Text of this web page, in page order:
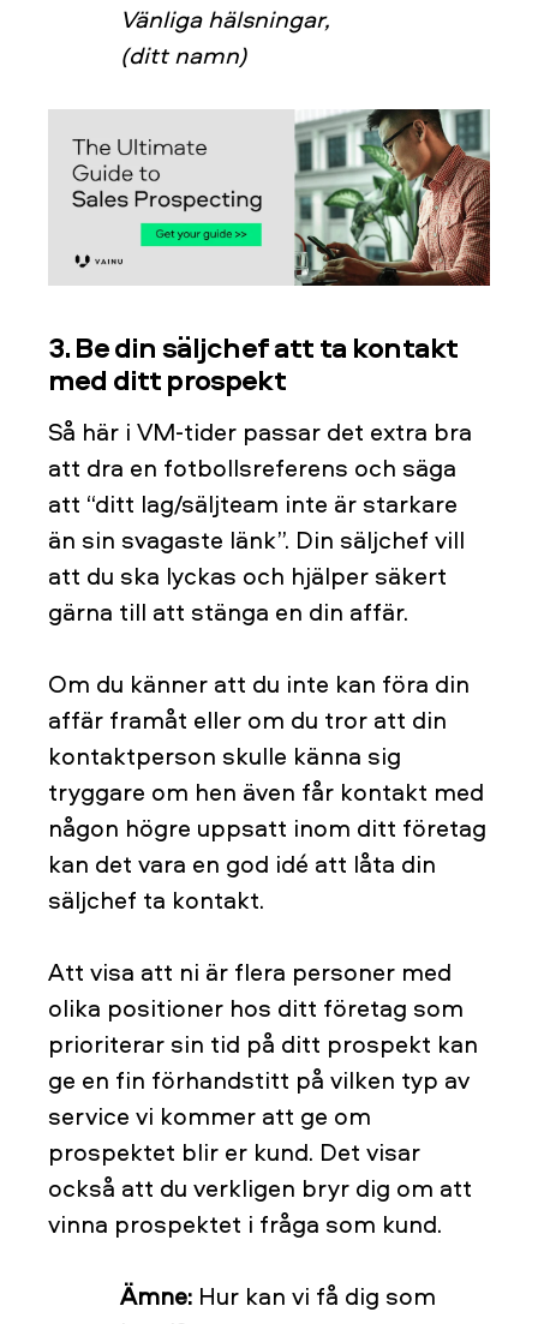
Vänliga hälsningar,
(ditt namn)
3. Be din säljchef att ta kontakt
med ditt prospekt
Så här i VM-tider passar det extra bra
att dra en fotbollsreferens och säga
att “ditt lag/säljteam inte är starkare
än sin svagaste länk”. Din säljchef vill
att du ska lyckas och hjälper säkert
gärna till att stänga en din affär.
Om du känner att du inte kan föra din
affär framåt eller om du tror att din
kontaktperson skulle känna sig
tryggare om hen även får kontakt med
någon högre uppsatt inom ditt företag
kan det vara en god idé att låta din
säljchef ta kontakt.
Att visa att ni är flera personer med
olika positioner hos ditt företag som
prioriterar sin tid på ditt prospekt kan
ge en fin förhandstitt på vilken typ av
service vi kommer att ge om
prospektet blir er kund. Det visar
också att du verkligen bryr dig om att
vinna prospektet i fråga som kund.
Ämne: Hur kan vi få dig som